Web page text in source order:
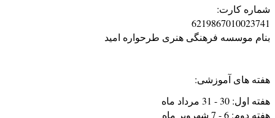
شماره کارت:
6219867010023741
بنام موسسه فرهنگی هنری طرحواره امید
هفته های آموزشی:
هفته اول: 30 - 31 مرداد ماه
هفته دوم: 6 - 7 شهرویر ماه